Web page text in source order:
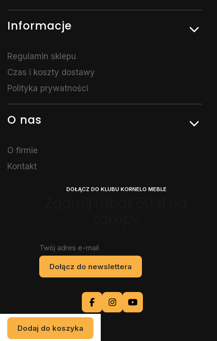
Informacje
Regulamin sklepu
Czas i koszty dostawy
Polityka prywatności
O nas
O firmie
Kontakt
DOŁĄCZ DO KLUBU KORNELO MEBLE
Twój adres e-mail
Dołącz do newslettera
Dodaj do koszyka